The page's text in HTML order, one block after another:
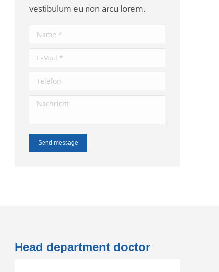
vestibulum eu non arcu lorem.
Name *
E-Mail *
Telefon
Nachricht
Send message
Head department doctor